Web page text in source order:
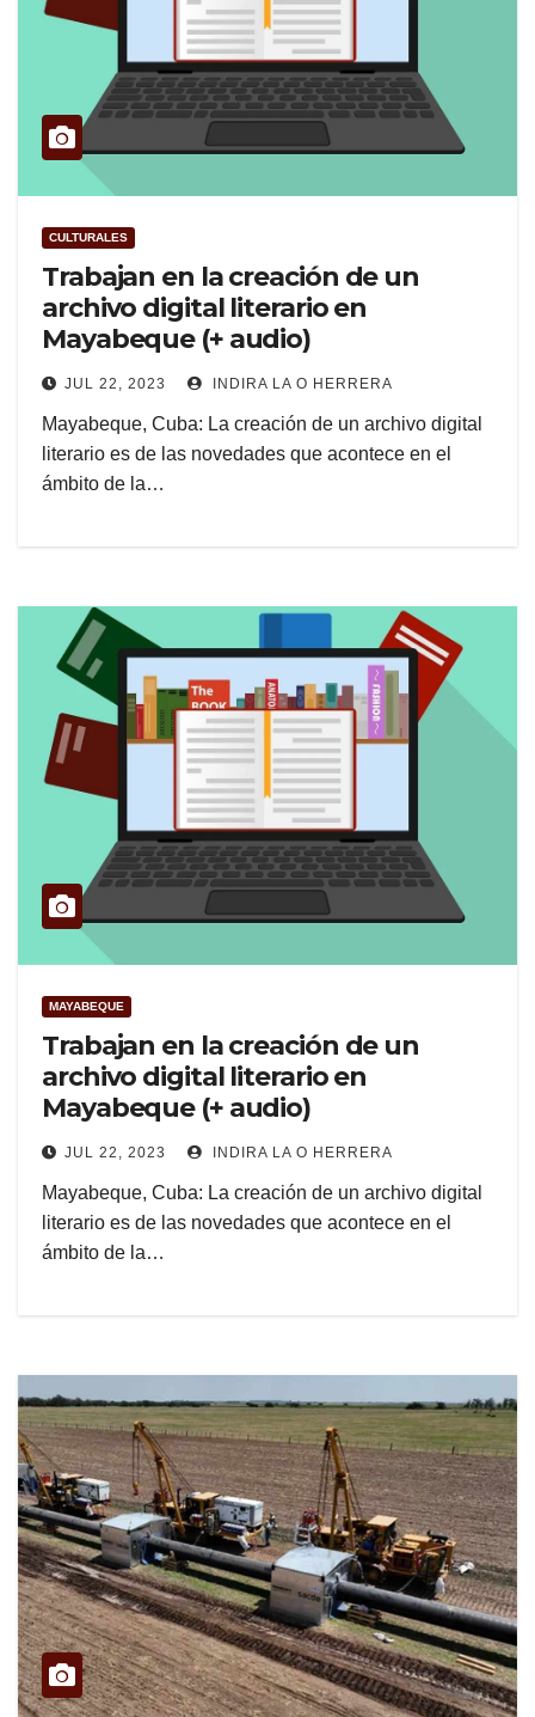
CULTURALES
Trabajan en la creación de un
archivo digital literario en
Mayabeque (+ audio)
JUL 22, 2023 INDIRA LA O HERRERA
Mayabeque, Cuba: La creación de un archivo digital
literario es de las novedades que acontece en el
ámbito de la…
MAYABEQUE
Trabajan en la creación de un
archivo digital literario en
Mayabeque (+ audio)
JUL 22, 2023 INDIRA LA O HERRERA
Mayabeque, Cuba: La creación de un archivo digital
literario es de las novedades que acontece en el
ámbito de la…